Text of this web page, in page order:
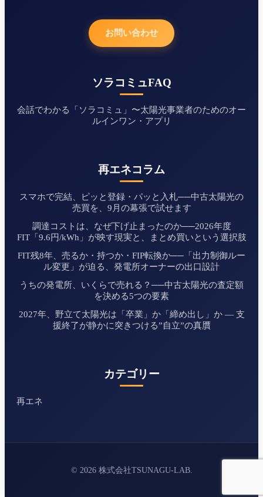
お問い合わせ
ソラコミュFAQ
会話でわかる「ソラコミュ」〜太陽光事業者のためのオー
ルインワン・アプリ
再エネコラム
スマホで完結、ピッと登録・パッと入札──中古太陽光の
売買を、9月の幕張で試せます
調達コストは、なぜ下げ止まったのか──2026年度
FIT「9.6円/kWh」が映す現実と、まとめ買いという選択肢
FIT残8年、売るか・持つか・FIP転換か──「出力制御ルー
ル変更」が迫る、発電所オーナーの出口設計
うちの発電所、いくらで売れる？──中古太陽光の査定額
を決める5つの要素
2027年、野立て太陽光は「卒業」か「締め出し」か ― 支
援終了が静かに突きつける”自立”の真贋
カテゴリー
再エネ
© 2026 株式会社TSUNAGU-LAB.